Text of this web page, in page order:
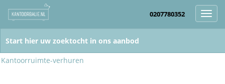
0207780352
Kantoorruimte-verhuren